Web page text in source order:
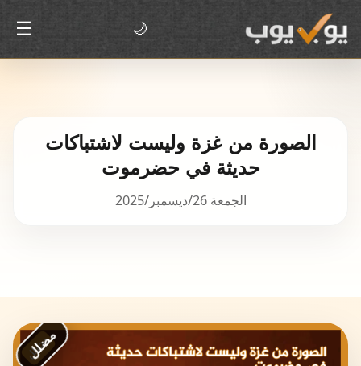
🌙
☰
الصورة من غزة وليست لاشتباكات
حديثة في حضرموت
الجمعة 26/ديسمبر/2025
مضلل